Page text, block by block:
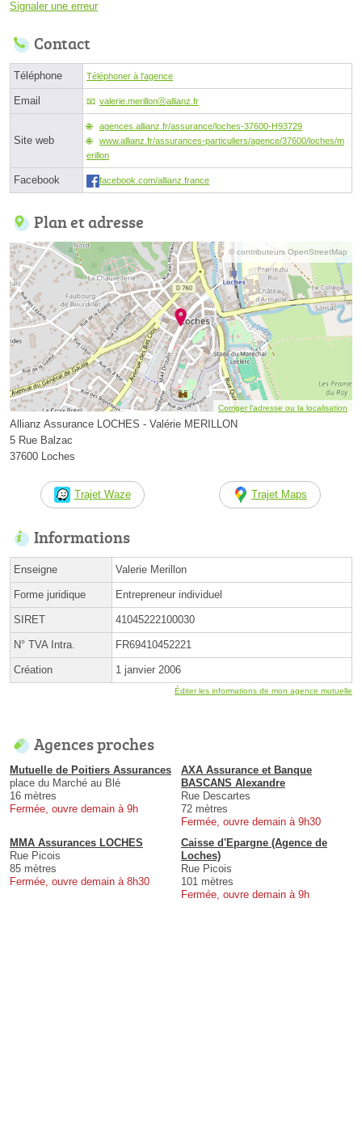
Signaler une erreur
Contact
Téléphone Téléphoner à l'agence
Email valerie.merillonⓐallianz.fr
Site web
agences.allianz.fr/assurance/loches-37600-H93729
www.allianz.fr/assurances-particuliers/agence/37600/loches/m
erillon
Facebook facebook.com/allianz.france
Plan et adresse
© contributeurs OpenStreetMap
Corriger l’adresse ou la localisation
Allianz Assurance LOCHES - Valérie MERILLON
5 Rue Balzac
37600 Loches
Trajet Waze Trajet Maps
Informations
Enseigne Valerie Merillon
Forme juridique Entrepreneur individuel
SIRET 41045222100030
N° TVA Intra. FR69410452221
Création 1 janvier 2006
Éditer les informations de mon agence mutuelle
Agences proches
Mutuelle de Poitiers Assurances
place du Marché au Blé
16 mètres
Fermée, ouvre demain à 9h
AXA Assurance et Banque
BASCANS Alexandre
Rue Descartes
72 mètres
Fermée, ouvre demain à 9h30
MMA Assurances LOCHES
Rue Picois
85 mètres
Fermée, ouvre demain à 8h30
Caisse d'Epargne (Agence de
Loches)
Rue Picois
101 mètres
Fermée, ouvre demain à 9h